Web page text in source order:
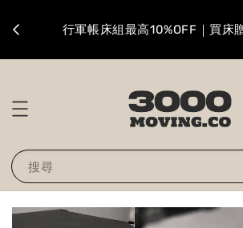
行軍帳床組最高10%OFF｜買床
搜尋